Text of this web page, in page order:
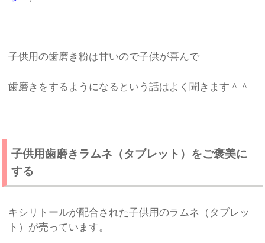
子供用の歯磨き粉は甘いので子供が喜んで
歯磨きをするようになるという話はよく聞きます＾＾
子供用歯磨きラムネ（タブレット）をご褒美に
する
キシリトールが配合された子供用のラムネ（タブレッ
ト）が売っています。